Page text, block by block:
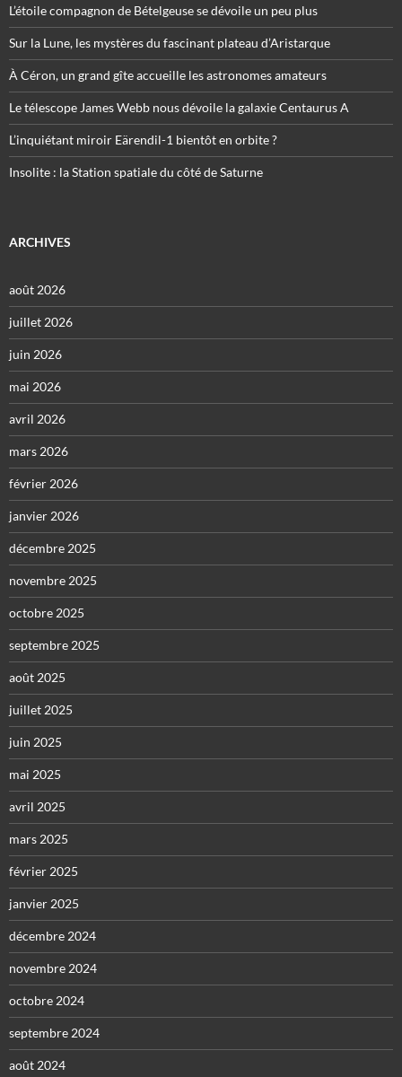
L’étoile compagnon de Bételgeuse se dévoile un peu plus
Sur la Lune, les mystères du fascinant plateau d’Aristarque
À Céron, un grand gîte accueille les astronomes amateurs
Le télescope James Webb nous dévoile la galaxie Centaurus A
L’inquiétant miroir Eärendil-1 bientôt en orbite ?
Insolite : la Station spatiale du côté de Saturne
ARCHIVES
août 2026
juillet 2026
juin 2026
mai 2026
avril 2026
mars 2026
février 2026
janvier 2026
décembre 2025
novembre 2025
octobre 2025
septembre 2025
août 2025
juillet 2025
juin 2025
mai 2025
avril 2025
mars 2025
février 2025
janvier 2025
décembre 2024
novembre 2024
octobre 2024
septembre 2024
août 2024